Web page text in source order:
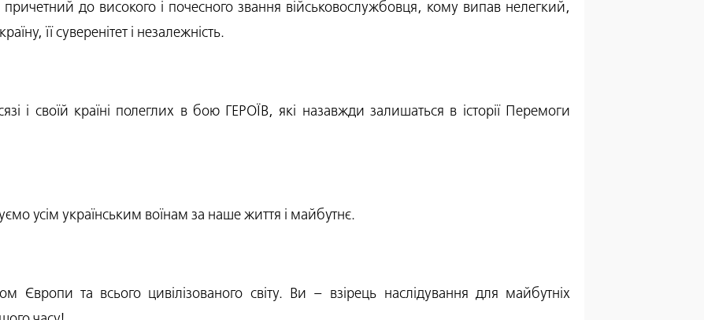
до високого і почесного звання військовослужбовця, кому випав нелегкий,
її суверенітет і незалежність.
і своїй країні полеглих в бою ГЕРОЇВ, які назавжди залишаться в історії Перемоги
усім українським воїнам за наше життя і майбутнє.
та всього цивілізованого світу. Ви – взірець наслідування для майбутніх